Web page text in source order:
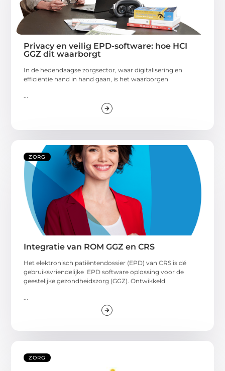
Privacy en veilig EPD-software: hoe HCI
GGZ dit waarborgt
In de hedendaagse zorgsector, waar digitalisering en
efficiëntie hand in hand gaan, is het waarborgen
ZORG
Integratie van ROM GGZ en CRS
Het elektronisch patiëntendossier (EPD) van CRS is dé
gebruiksvriendelijke EPD software oplossing voor de
geestelijke gezondheidszorg (GGZ). Ontwikkeld
ZORG